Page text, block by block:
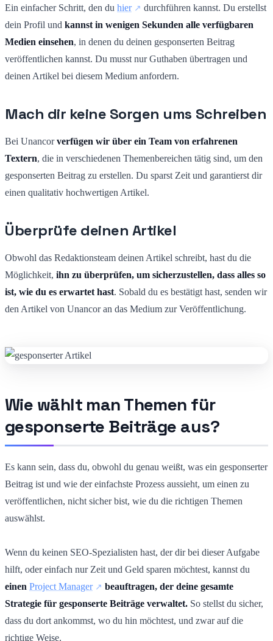
Ein einfacher Schritt, den du hier
durchführen kannst. Du erstellst
dein Profil und kannst in wenigen Sekunden alle verfügbaren
Medien einsehen, in denen du deinen gesponserten Beitrag
veröffentlichen kannst. Du musst nur Guthaben übertragen und
deinen Artikel bei diesem Medium anfordern.
Mach dir keine Sorgen ums Schreiben
Bei Unancorverfügen wir über ein Team von erfahrenen
Textern, die in verschiedenen Themenbereichen tätig sind, um den
gesponserten Beitrag zu erstellen. Du sparst Zeit und garantierst dir
einen qualitativ hochwertigen Artikel.
Überprüfe deinen Artikel
Obwohl das Redaktionsteam deinen Artikel schreibt, hast du die
Möglichkeit, ihn zu überprüfen, um sicherzustellen, dass alles so
ist, wie du es erwartet hast. Sobald du es bestätigt hast, senden wir
den Artikel von Unancor an das Medium zur Veröffentlichung.
Wie wählt man Themen für
gesponserte Beiträge aus?
Es kann sein, dass du, obwohl du genau weißt, was ein gesponserter
Beitrag ist und wie der einfachste Prozess aussieht, um einen zu
veröffentlichen, nicht sicher bist, wie du die richtigen Themen
auswählst.
Wenn du keinen SEO-Spezialisten hast, der dir bei dieser Aufgabe
hilft, oder einfach nur Zeit und Geld sparen möchtest, kannst du
einen Project Manager
beauftragen, der deine gesamte
Strategie für gesponserte Beiträge verwaltet. So stellst du sicher,
dass du dort ankommst, wo du hin möchtest, und zwar auf die
richtige Weise.